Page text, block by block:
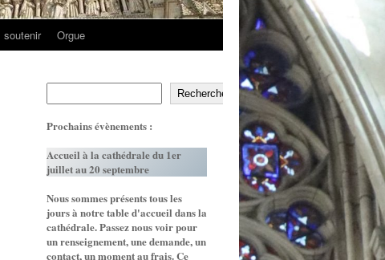
soutenir Orgue
Recherche
Prochains évènements :
Accueil à la cathédrale du 1er
juillet au 20 septembre
Nous sommes présents tous les
jours à notre table d'accueil dans la
cathédrale. Passez nous voir pour
un renseignement, une demande, un
contact, un moment au frais. Ce